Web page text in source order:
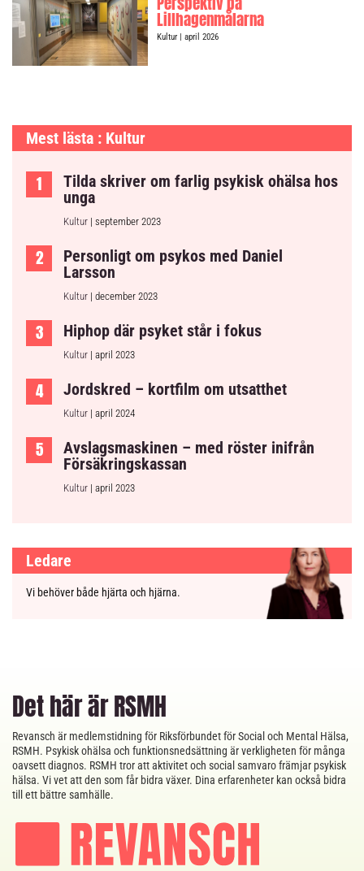
Lillhagenmålarna
Kultur| april 2026
Mest lästa : Kultur
Tilda skriver om farlig psykisk ohälsa hos
unga
Kultur | september 2023
Personligt om psykos med Daniel
Larsson
Kultur | december 2023
Hiphop där psyket står i fokus
Kultur | april 2023
Jordskred – kortfilm om utsatthet
Kultur | april 2024
Avslagsmaskinen – med röster inifrån
Försäkringskassan
Kultur | april 2023
Ledare
Vi behöver både hjärta och hjärna.
Det här är RSMH
Revansch är medlemstidning för Riksförbundet för Social och Mental Hälsa,
RSMH. Psykisk ohälsa och funktionsnedsättning är verkligheten för många
oavsett diagnos. RSMH tror att aktivitet och social samvaro främjar psykisk
hälsa. Vi vet att den som får bidra växer. Dina erfarenheter kan också bidra
till ett bättre samhälle.